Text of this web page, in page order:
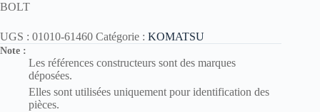
BOLT
UGS : 01010-61460 Catégorie : KOMATSU
Note :
Les références constructeurs sont des marques
déposées.
Elles sont utilisées uniquement pour identification des
pièces.